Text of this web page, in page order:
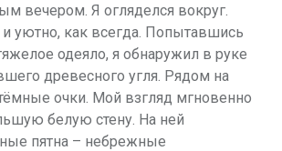
вечером. Я огляделся вокруг.
уютно, как всегда. Попытавшись
одеяло, я обнаружил в руке
древесного угля. Рядом на
очки. Мой взгляд мгновенно
белую стену. На ней
пятна – небрежные